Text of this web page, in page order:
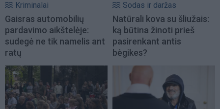
Kriminalai
Gaisras automobilių
pardavimo aikštelėje:
sudegė ne tik namelis ant
ratų
Sodas ir daržas
Natūrali kova su šliužais:
ką būtina žinoti prieš
pasirenkant antis
bėgikes?